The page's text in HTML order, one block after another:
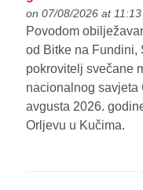
on 07/08/2026 at 11:13
Povodom
od Bitke na Fundini,
pokrovitelj svečane
nacionalnog savjeta
avgusta 2026.
Orljevu u Kučima.